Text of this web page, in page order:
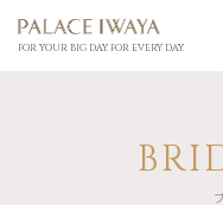
FOR YOUR BIG DAY. FOR EVERY DAY.